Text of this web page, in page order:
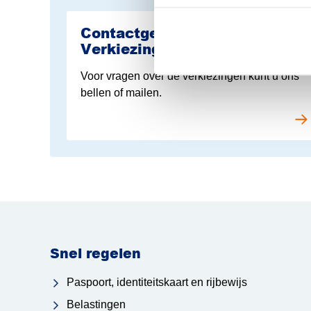
Contactgegevens Team
Verkiezingen
Voor vragen over de verkiezingen kunt u ons
bellen of mailen.
Snel regelen
Paspoort, identiteitskaart en rijbewijs
Belastingen